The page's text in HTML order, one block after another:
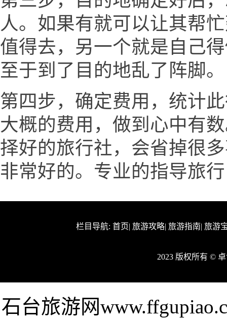
人。如果有就可以让其帮
值得去，另一个就是自己
至于到了目的地乱了阵脚。
第四步，确定费用，统计
大概的费用，做到心中有
择好的旅行社，会省掉很
非常好的。专业的指导旅
栏目导航: 首页| 旅游攻略| 旅游指南| 旅游
2023 版权所有 ©
石台旅游网